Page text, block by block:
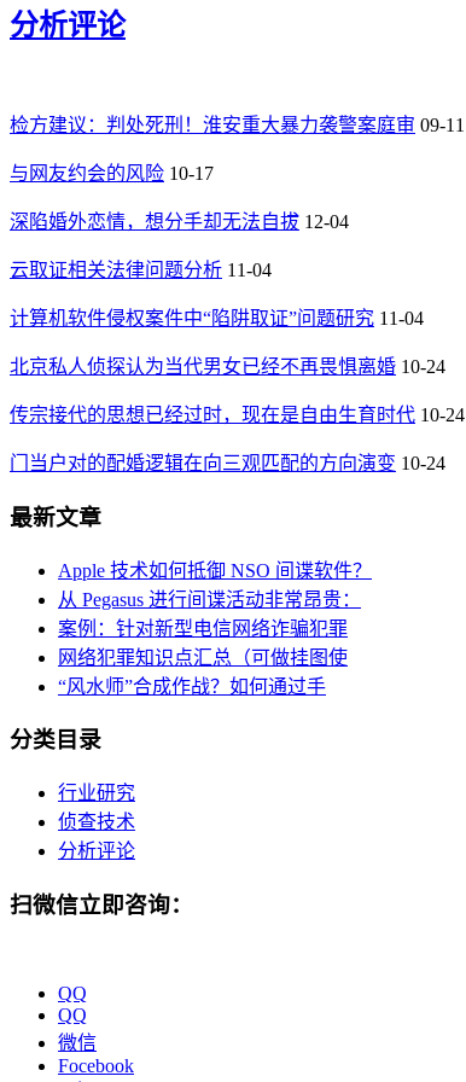
分析评论
检方建议：判处死刑！淮安重大暴力袭警案庭审 09-11
与网友约会的风险 10-17
深陷婚外恋情，想分手却无法自拔 12-04
云取证相关法律问题分析 11-04
计算机软件侵权案件中“陷阱取证”问题研究 11-04
北京私人侦探认为当代男女已经不再畏惧离婚 10-24
传宗接代的思想已经过时，现在是自由生育时代 10-24
门当户对的配婚逻辑在向三观匹配的方向演变 10-24
最新文章
Apple 技术如何抵御 NSO 间谍软件？
从 Pegasus 进行间谍活动非常昂贵：
案例：针对新型电信网络诈骗犯罪
网络犯罪知识点汇总（可做挂图使
“风水师”合成作战？如何通过手
分类目录
行业研究
侦查技术
分析评论
扫微信立即咨询：
QQ
QQ
微信
Focebook